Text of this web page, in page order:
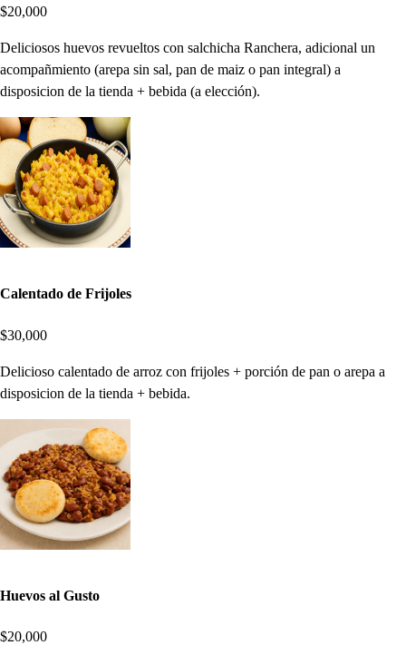
$20,000
Deliciosos huevos revueltos con salchicha Ranchera, adicional un
acompañmiento (arepa sin sal, pan de maiz o pan integral) a
disposicion de la tienda + bebida (a elección).
Calentado de Frijoles
$30,000
Delicioso calentado de arroz con frijoles + porción de pan o arepa a
disposicion de la tienda + bebida.
Huevos al Gusto
$20,000